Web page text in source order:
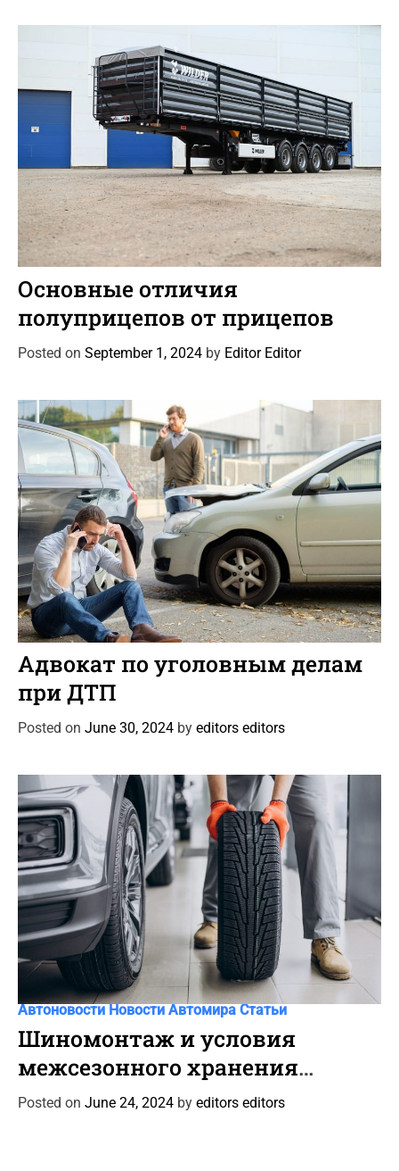
C
a
t
e
g
i
e
s
Автоновости Статьи
Основные отличия
полуприцепов от прицепов
Posted on September 1, 2024 by Editor Editor
C
a
t
e
g
e
s
Автоновости Новости Автомира Статьи
Адвокат по уголовным делам
при ДТП
Posted on June 30, 2024 by editors editors
C
a
t
e
g
Автоновости Новости Автомира Статьи
Шиномонтаж и условия
межсезонного хранения
автошин
Posted on June 24, 2024 by editors editors